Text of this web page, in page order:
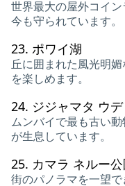
世界最大の屋外コイ
今も守られています。
23. ポワイ湖
丘に囲まれた風光明
を楽しめます。
24. ジジャマタ ウ
ムンバイで最も古い
が生息しています。
25. カマラ ネルー
街のパノラマを一望